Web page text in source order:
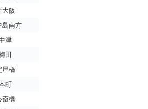
大阪
島南方
津
田
屋橋
町
斎橋